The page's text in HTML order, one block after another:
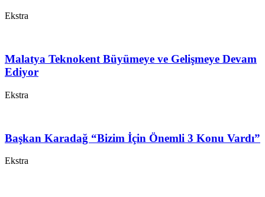
Ekstra
Malatya Teknokent Büyümeye ve Gelişmeye Devam
Ediyor
Ekstra
Başkan Karadağ “Bizim İçin Önemli 3 Konu Vardı”
Ekstra